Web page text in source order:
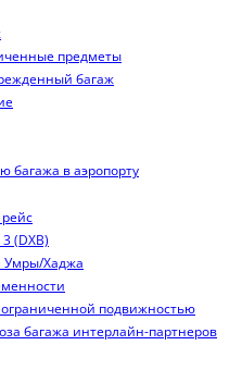
предметы
багаж
багажа в аэропорту
(DXB)
Умры/Хаджа
подвижностью
багажа интерлайн-партнеров